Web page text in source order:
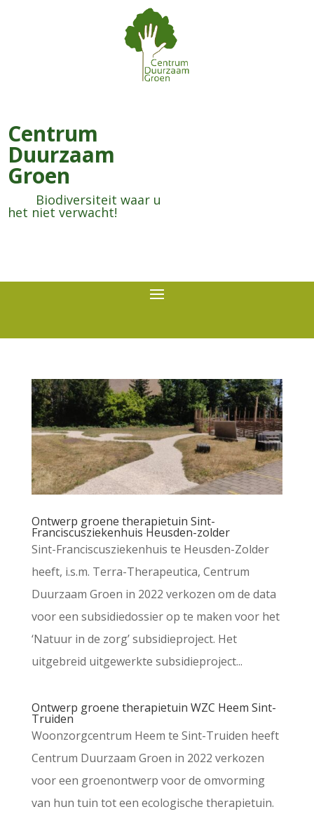
Centrum
Duurzaam
Groen
Biodiversiteit waar u
het niet verwacht!
Ontwerp groene therapietuin Sint-
Franciscusziekenhuis Heusden-zolder
Sint-Franciscusziekenhuis te Heusden-Zolder
heeft, i.s.m. Terra-Therapeutica, Centrum
Duurzaam Groen in 2022 verkozen om de data
voor een subsidiedossier op te maken voor het
‘Natuur in de zorg’ subsidieproject. Het
uitgebreid uitgewerkte subsidieproject...
Ontwerp groene therapietuin WZC Heem Sint-
Truiden
Woonzorgcentrum Heem te Sint-Truiden heeft
Centrum Duurzaam Groen in 2022 verkozen
voor een groenontwerp voor de omvorming
van hun tuin tot een ecologische therapietuin.